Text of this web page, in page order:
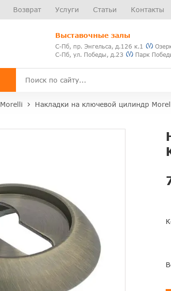
Возврат Услуги Статьи Контакты
Выставочные залы
С-Пб, пр. Энгельса, д.126 к.1
С-Пб, ул. Победы, д.23
Парк
Morelli Накладки на ключевой цилиндр